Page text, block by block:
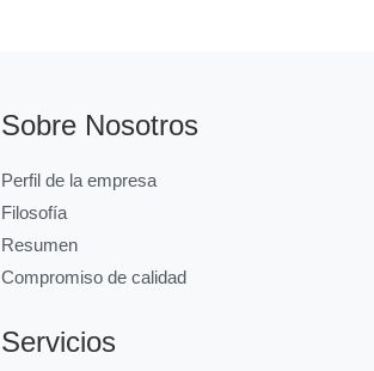
Sobre Nosotros
Perfil de la empresa
Filosofía
Resumen
Compromiso de calidad
Servicios